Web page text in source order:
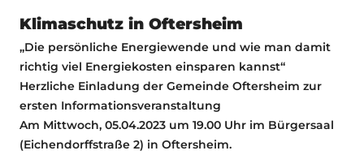
Klimaschutz in Oftersheim
„Die persönliche Energiewende und wie man damit
richtig viel Energiekosten einsparen kannst“
Herzliche Einladung der Gemeinde Oftersheim zur
ersten Informationsveranstaltung
Am Mittwoch, 05.04.2023 um 19.00 Uhr im Bürgersaal
(Eichendorffstraße 2) in Oftersheim.